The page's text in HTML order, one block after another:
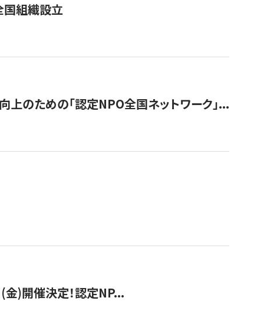
国組織設立
のための「認定NPO全国ネットワーク」...
)開催決定！認定NP...